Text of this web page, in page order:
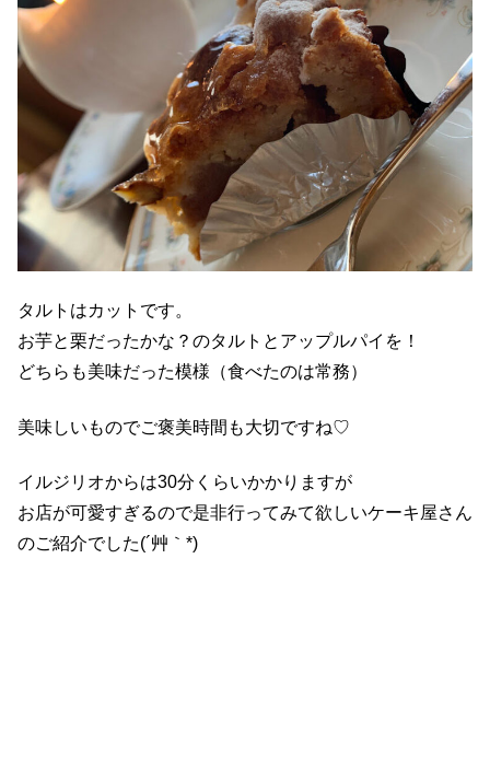
タルトはカットです。
お芋と栗だったかな？のタルトとアップルパイを！
どちらも美味だった模様（食べたのは常務）
美味しいものでご褒美時間も大切ですね♡
イルジリオからは30分くらいかかりますが
お店が可愛すぎるので是非行ってみて欲しいケーキ屋さん
のご紹介でした(´艸｀*)